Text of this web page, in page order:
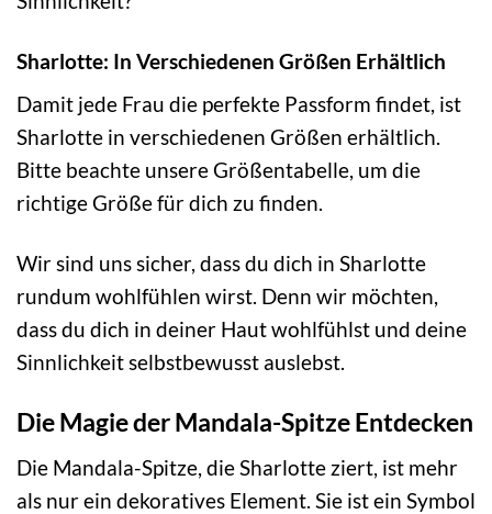
Sharlotte: In Verschiedenen Größen Erhältlich
Damit jede Frau die perfekte Passform findet, ist
Sharlotte in verschiedenen Größen erhältlich.
Bitte beachte unsere Größentabelle, um die
richtige Größe für dich zu finden.
Wir sind uns sicher, dass du dich in Sharlotte
rundum wohlfühlen wirst. Denn wir möchten,
dass du dich in deiner Haut wohlfühlst und deine
Sinnlichkeit selbstbewusst auslebst.
Die Magie der Mandala-Spitze Entdecken
Die Mandala-Spitze, die Sharlotte ziert, ist mehr
als nur ein dekoratives Element. Sie ist ein Symbol